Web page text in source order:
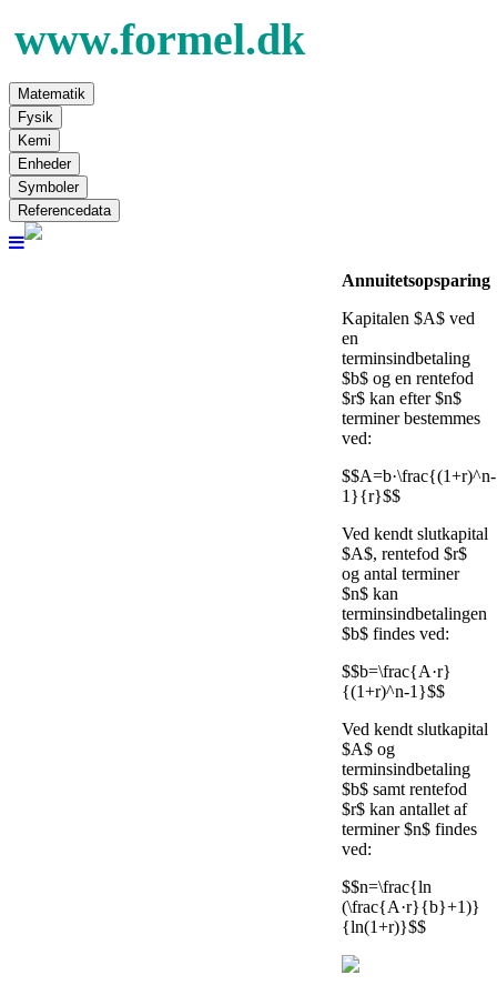
Matematik
Fysik
Kemi
Enheder
Symboler
Referencedata
Annuitetsopsparing
Kapitalen $A$ ved
en
terminsindbetaling
$b$ og en rentefod
$r$ kan efter $n$
terminer bestemmes
ved:
$$A=b·\frac{(1+r)^n-
1}{r}$$
Ved kendt slutkapital
$A$, rentefod $r$
og antal terminer
$n$ kan
terminsindbetalingen
$b$ findes ved:
$$b=\frac{A·r}
{(1+r)^n-1}$$
Ved kendt slutkapital
$A$ og
terminsindbetaling
$b$ samt rentefod
$r$ kan antallet af
terminer $n$ findes
ved:
$$n=\frac{ln
(\frac{A·r}{b}+1)}
{ln(1+r)}$$